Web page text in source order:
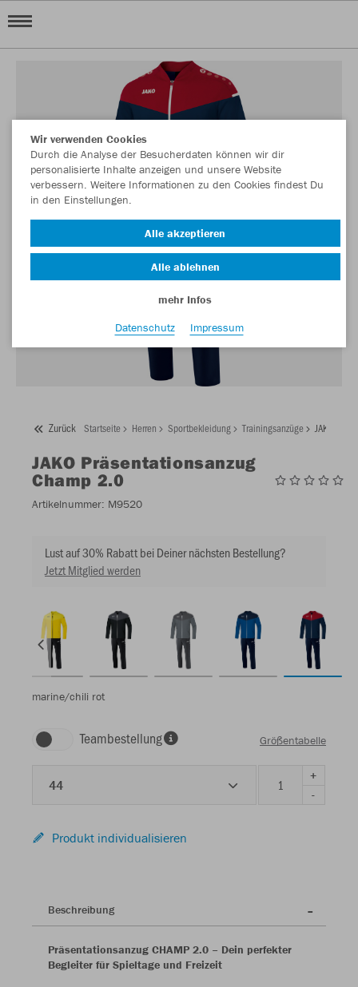
Zurück Startseite Herren Sportbekleidung Trainingsanzüge JAKO
JAKO Präsentationsanzug
Champ 2.0
Artikelnummer: M9520
Lust auf 30% Rabatt bei Deiner nächsten Bestellung?
Jetzt Mitglied werden
marine/chili rot
Teambestellung Größentabelle
44
+
-
Produkt individualisieren
Beschreibung
Präsentationsanzug CHAMP 2.0 – Dein perfekter
Begleiter für Spieltage und Freizeit
Wir verwenden Cookies
Durch die Analyse der Besucherdaten können wir dir
personalisierte Inhalte anzeigen und unsere Website
verbessern. Weitere Informationen zu den Cookies findest Du
in den Einstellungen.
Alle akzeptieren
Alle ablehnen
mehr Infos
Datenschutz
Impressum